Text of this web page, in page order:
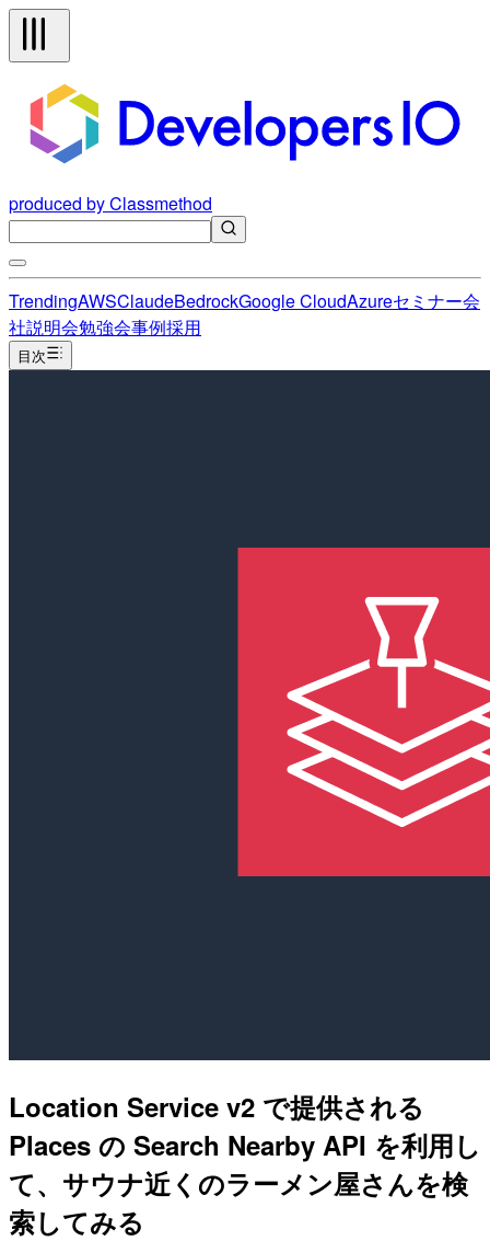
produced by Classmethod
TrendingAWSClaudeBedrockGoogle CloudAzureセミナー会
社説明会勉強会事例採用
目次
Location Service v2 で提供される
Places の Search Nearby API を利用し
て、サウナ近くのラーメン屋さんを検
索してみる